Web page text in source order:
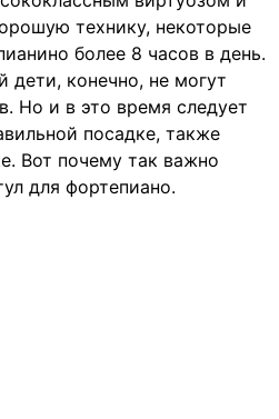
технику, некоторые
более 8 часов в день.
дети, конечно, не могут
Но и в это время следует
посадке, также
Вот почему так важно
для фортепиано.